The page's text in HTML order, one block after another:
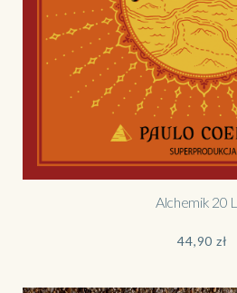
Alchemik 20
44,90zł